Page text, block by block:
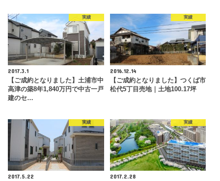
実績
2017.3.1
【ご成約となりました】土浦市中
高津の築8年1,840万円で中古一戸
建のセ…
実績
2016.12.14
【ご成約となりました】つくば市
松代5丁目売地｜土地100.17坪
実績
2017.5.22
実績
2017.2.28